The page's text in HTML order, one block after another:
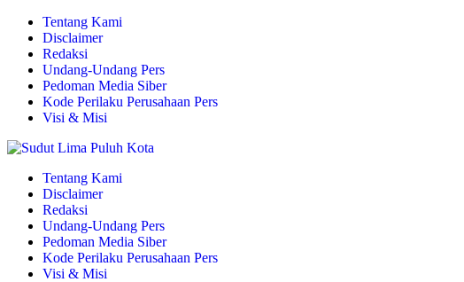
Tentang Kami
Disclaimer
Redaksi
Undang-Undang Pers
Pedoman Media Siber
Kode Perilaku Perusahaan Pers
Visi & Misi
Tentang Kami
Disclaimer
Redaksi
Undang-Undang Pers
Pedoman Media Siber
Kode Perilaku Perusahaan Pers
Visi & Misi